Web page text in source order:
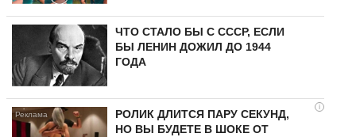
ЧТО СТАЛО БЫ С СССР, ЕСЛИ
БЫ ЛЕНИН ДОЖИЛ ДО 1944
ГОДА
i
РОЛИК ДЛИТСЯ ПАРУ СЕКУНД,
НО ВЫ БУДЕТЕ В ШОКЕ ОТ